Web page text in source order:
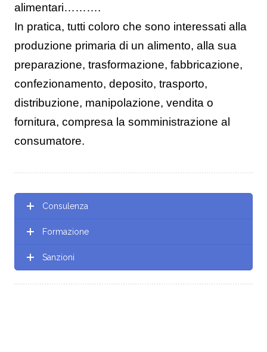
alimentari……….
In pratica, tutti coloro che sono interessati alla
produzione primaria di un alimento, alla sua
preparazione, trasformazione, fabbricazione,
confezionamento, deposito, trasporto,
distribuzione, manipolazione, vendita o
fornitura, compresa la somministrazione al
consumatore.
Consulenza
Formazione
Sanzioni